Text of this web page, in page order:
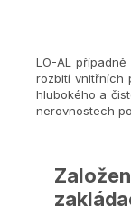
LO-AL
rozbití vnitřních
hlubokého a
nerovnostech